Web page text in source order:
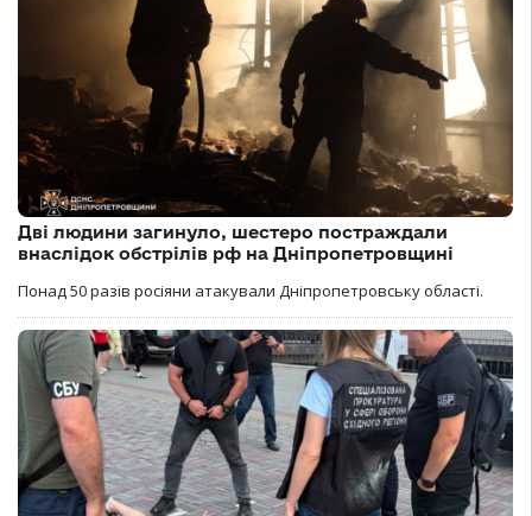
Дві людини загинуло, шестеро постраждали
внаслідок обстрілів рф на Дніпропетровщині
Понад 50 разів росіяни атакували Дніпропетровську області.